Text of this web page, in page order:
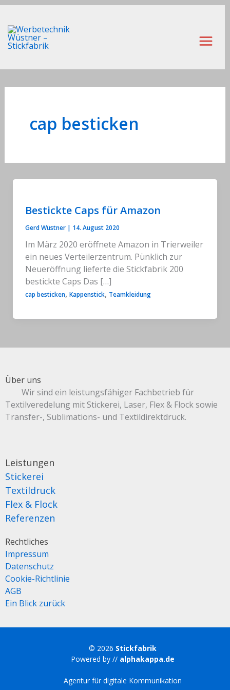
Zum
springen
Main
Menu
cap besticken
Bestickte Caps für Amazon
Gerd Wüstner | 14. August 2020
Im März 2020 eröffnete Amazon in Trierweiler
ein neues Verteilerzentrum. Pünklich zur
Neueröffnung lieferte die Stickfabrik 200
bestickte Caps Das […]
cap besticken, Kappenstick, Teamkleidung
Über uns
Wir sind ein leistungsfähiger Fachbetrieb für
Textilveredelung mit Stickerei, Laser, Flex & Flock sowie
Transfer-, Sublimations- und Textildirektdruck.
Leistungen
Stickerei
Textildruck
Flex & Flock
Referenzen
Rechtliches
Impressum
Datenschutz
Cookie-Richtlinie
AGB
Ein Blick zurück
© 2026 Stickfabrik
Powered by // alphakappa.de
Agentur für digitale Kommunikation